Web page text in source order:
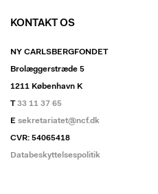
KONTAKT OS
NY CARLSBERGFONDET
Brolæggerstræde 5
1211 København K
T33 11 37 65
E sekretariatet@ncf.dk
CVR: 54065418
Databeskyttelsespolitik